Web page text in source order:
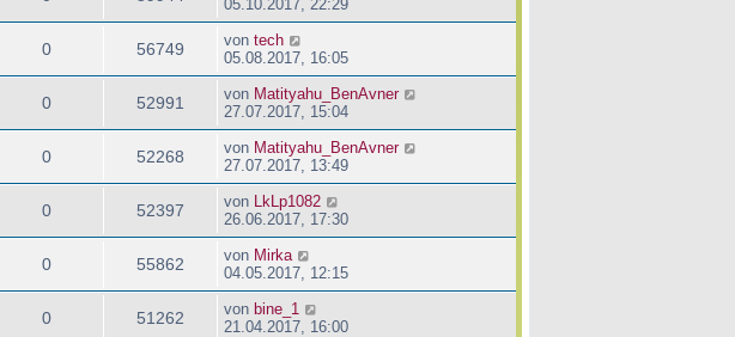
05.10.2017, 22:29
0 56749 von tech
05.08.2017, 16:05
0 52991 von Matityahu_BenAvner
27.07.2017, 15:04
0 52268 von Matityahu_BenAvner
27.07.2017, 13:49
0 52397 von
LkLp1082
26.06.2017, 17:30
0 55862 von Mirka
04.05.2017, 12:15
0 51262 von bine_1
21.04.2017, 16:00